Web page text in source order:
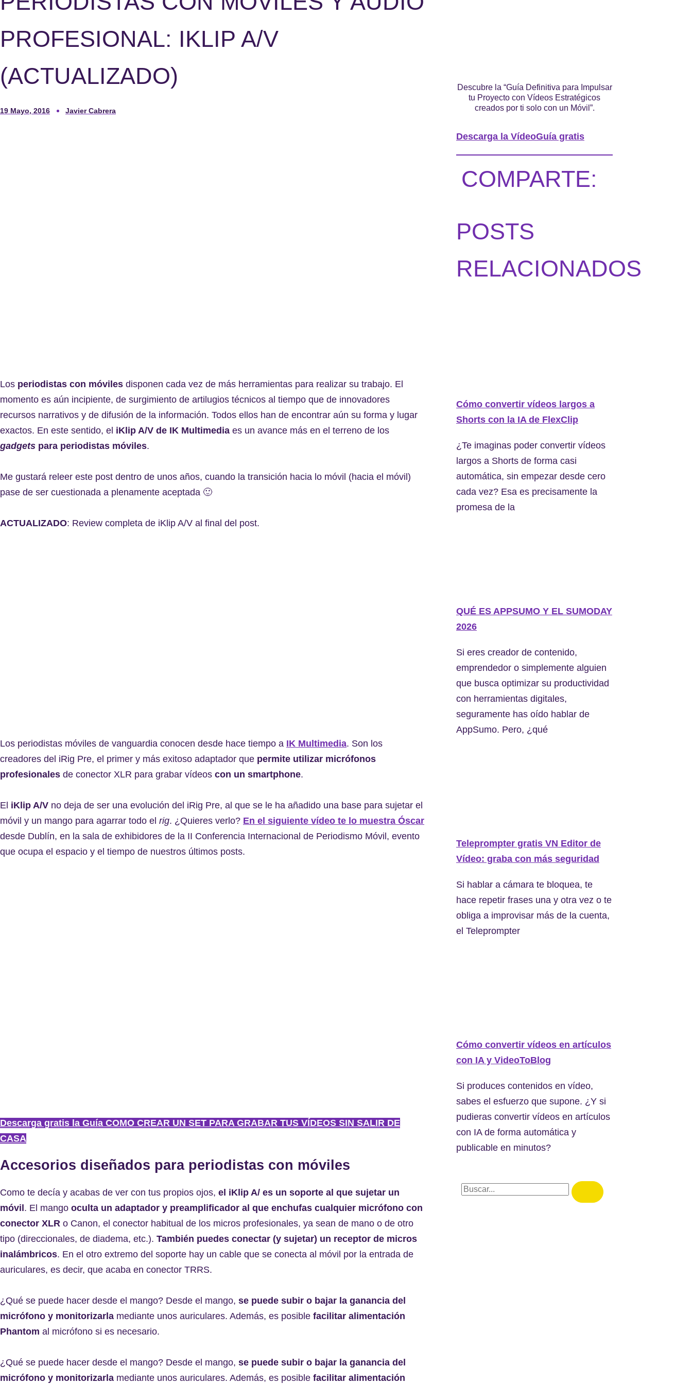
PROFESIONAL: IKLIP A/V
(ACTUALIZADO)
19 Mayo, 2016 Javier Cabrera
Los periodistas con móviles disponen cada vez de más herramientas para realizar su trabajo. El
momento es aún incipiente, de surgimiento de artilugios técnicos al tiempo que de innovadores
recursos narrativos y de difusión de la información. Todos ellos han de encontrar aún su forma y lugar
exactos. En este sentido, el iKlip A/V de IK Multimedia es un avance más en el terreno de los
gadgets para periodistas móviles.
Me gustará releer este post dentro de unos años, cuando la transición hacia lo móvil (hacia el móvil)
pase de ser cuestionada a plenamente aceptada 🙂
ACTUALIZADO: Review completa de iKlip A/V al final del post.
Los periodistas móviles de vanguardia conocen desde hace tiempo a IK Multimedia. Son los
creadores del iRig Pre, el primer y más exitoso adaptador que permite utilizar micrófonos
profesionales de conector XLR para grabar vídeos con un smartphone.
El iKlip A/V no deja de ser una evolución del iRig Pre, al que se le ha añadido una base para sujetar el
móvil y un mango para agarrar todo el rig. ¿Quieres verlo? En el siguiente vídeo te lo muestra Óscar
desde Dublín, en la sala de exhibidores de la II Conferencia Internacional de Periodismo Móvil, evento
que ocupa el espacio y el tiempo de nuestros últimos posts.
Descarga gratis la Guía COMO CREAR UN SET PARA GRABAR TUS VÍDEOS SIN SALIR DE
CASA
Accesorios diseñados para periodistas con móviles
Como te decía y acabas de ver con tus propios ojos, el iKlip A/ es un soporte al que sujetar un
móvil. El mango oculta un adaptador y preamplificador al que enchufas cualquier micrófono con
conector XLR o Canon, el conector habitual de los micros profesionales, ya sean de mano o de otro
tipo (direccionales, de diadema, etc.). También puedes conectar (y sujetar) un receptor de micros
inalámbricos. En el otro extremo del soporte hay un cable que se conecta al móvil por la entrada de
auriculares, es decir, que acaba en conector TRRS.
¿Qué se puede hacer desde el mango? Desde el mango, se puede subir o bajar la ganancia del
micrófono y monitorizarla mediante unos auriculares. Además, es posible facilitar alimentación
Phantom al micrófono si es necesario.
¿Qué se puede hacer desde el mango? Desde el mango, se puede subir o bajar la ganancia del
micrófono y monitorizarla mediante unos auriculares. Además, es posible facilitar alimentación
Descubre la “Guía Definitiva para Impulsar
tu Proyecto con Vídeos Estratégicos
creados por ti solo con un Móvil”.
Descarga la VídeoGuía gratis
COMPARTE:
POSTS
RELACIONADOS
Cómo convertir vídeos largos a
Shorts con la IA de FlexClip
¿Te imaginas poder convertir vídeos
largos a Shorts de forma casi
automática, sin empezar desde cero
cada vez? Esa es precisamente la
promesa de la
QUÉ ES APPSUMO Y EL SUMODAY
2026
Si eres creador de contenido,
emprendedor o simplemente alguien
que busca optimizar su productividad
con herramientas digitales,
seguramente has oído hablar de
AppSumo. Pero, ¿qué
Teleprompter gratis VN Editor de
Vídeo: graba con más seguridad
Si hablar a cámara te bloquea, te
hace repetir frases una y otra vez o te
obliga a improvisar más de la cuenta,
el Teleprompter
Cómo convertir vídeos en artículos
con IA y VideoToBlog
Si produces contenidos en vídeo,
sabes el esfuerzo que supone. ¿Y si
pudieras convertir vídeos en artículos
con IA de forma automática y
publicable en minutos?